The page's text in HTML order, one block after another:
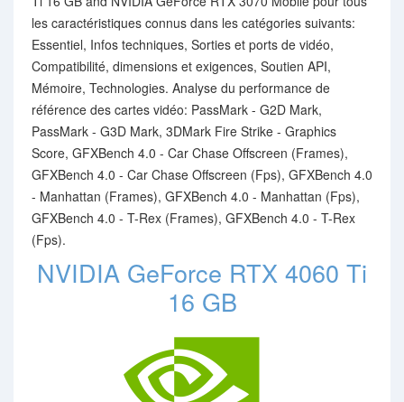
les caractéristiques connus dans les catégories suivants:
Essentiel, Infos techniques, Sorties et ports de vidéo,
Compatibilité, dimensions et exigences, Soutien API,
Mémoire, Technologies. Analyse du performance de
référence des cartes vidéo: PassMark - G2D Mark,
PassMark - G3D Mark, 3DMark Fire Strike - Graphics
Score, GFXBench 4.0 - Car Chase Offscreen (Frames),
GFXBench 4.0 - Car Chase Offscreen (Fps), GFXBench 4.0
- Manhattan (Frames), GFXBench 4.0 - Manhattan (Fps),
GFXBench 4.0 - T-Rex (Frames), GFXBench 4.0 - T-Rex
(Fps).
NVIDIA GeForce RTX 4060 Ti
16 GB